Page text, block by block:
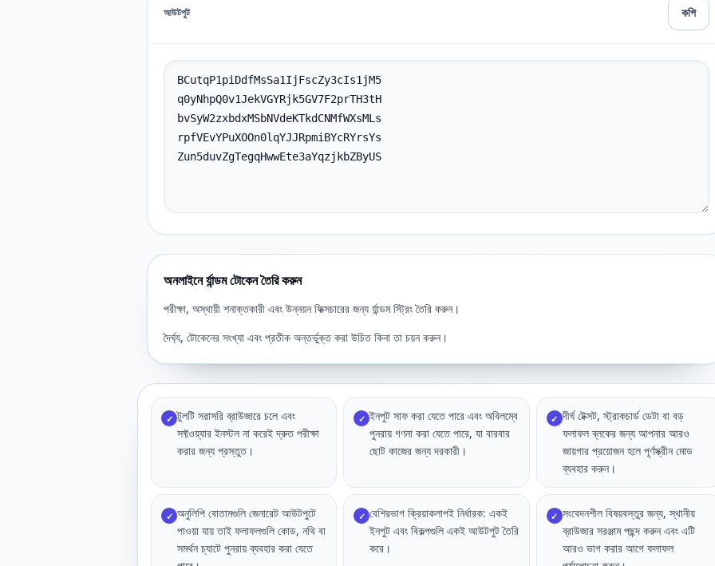
আউটপুট কপি
অনলাইনে র্যান্ডম টোকেন তৈরি করুন
পরীক্ষা, অস্থায়ী শনাক্তকারী এবং উন্নয়ন ফিক্সচারের জন্য র্যান্ডম স্ট্রিং তৈরি করুন।
দৈর্ঘ্য, টোকেনের সংখ্যা এবং প্রতীক অন্তর্ভুক্ত করা উচিত কিনা তা চয়ন করুন।
✓ টুলটি সরাসরি ব্রাউজারে চলে এবং
সফ্টওয়্যার ইনস্টল না করেই দ্রুত পরীক্ষা
করার জন্য প্রস্তুত।
✓ ইনপুট সাফ করা যেতে পারে এবং অবিলম্বে
পুনরায় গণনা করা যেতে পারে, যা বারবার
ছোট কাজের জন্য দরকারী।
✓ দীর্ঘ টেক্সট, স্ট্রাকচার্ড ডেটা বা বড়
ফলাফল ব্লকের জন্য আপনার আরও
জায়গার প্রয়োজন হলে পূর্ণস্ক্রীন মোড
ব্যবহার করুন।
✓ অনুলিপি বোতামগুলি জেনারেট আউটপুটে
পাওয়া যায় তাই ফলাফলগুলি কোড, নথি বা
সমর্থন চ্যাটে পুনরায় ব্যবহার করা যেতে
✓ বেশিরভাগ ক্রিয়াকলাপই নির্ধারক: একই
ইনপুট এবং বিকল্পগুলি একই আউটপুট তৈরি
করে।
✓ সংবেদনশীল বিষয়বস্তুর জন্য, স্থানীয়
ব্রাউজার সরঞ্জাম পছন্দ করুন এবং এটি
আরও ভাগ করার আগে ফলাফল